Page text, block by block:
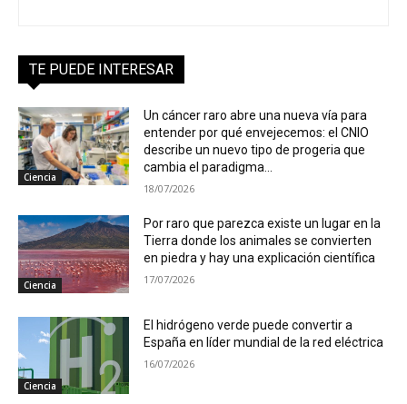
TE PUEDE INTERESAR
Ciencia
Un cáncer raro abre una nueva vía para
entender por qué envejecemos: el CNIO
describe un nuevo tipo de progeria que
cambia el paradigma...
18/07/2026
Ciencia
Por raro que parezca existe un lugar en la
Tierra donde los animales se convierten
en piedra y hay una explicación científica
17/07/2026
Ciencia
El hidrógeno verde puede convertir a
España en líder mundial de la red eléctrica
16/07/2026